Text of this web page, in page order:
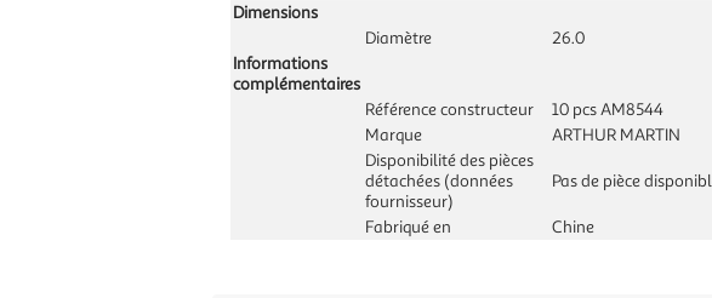
Dimensions
Diamètre
26.0
Informations
complémentaires
Référence constructeur
10 pcs AM8544
Marque
ARTHUR MARTIN
Disponibilité des pièces
détachées (données
fournisseur)
Pas de pièce
Fabriqué en Chine